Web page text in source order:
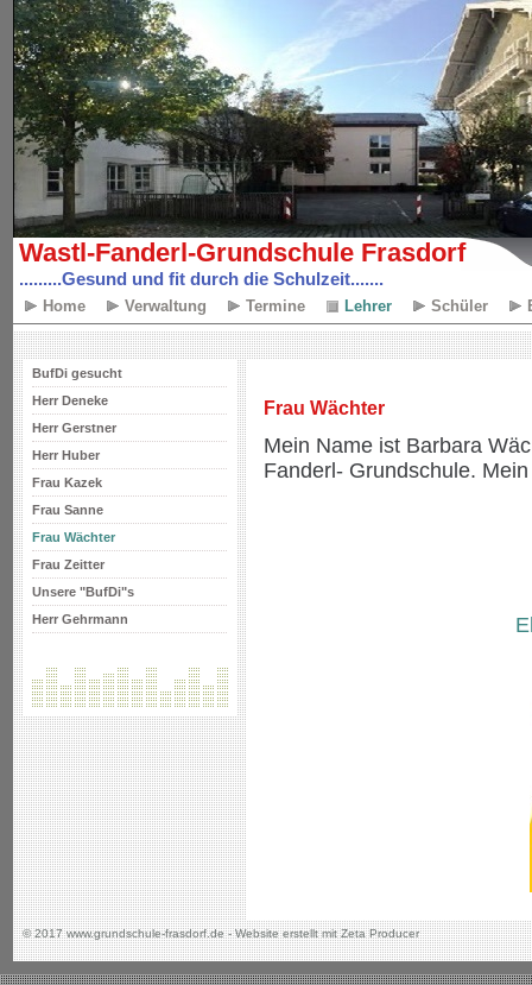
Wastl-Fanderl-Grundschule Frasdorf
.........Gesund und fit durch die Schulzeit.......
Home Verwaltung Termine Lehrer Schüler
BufDi gesucht
Herr Deneke
Herr Gerstner
Herr Huber
Frau Kazek
Frau Sanne
Frau Wächter
Frau Zeitter
Unsere "BufDi"s
Herr Gehrmann
Frau Wächter
Mein Name ist Barbara
Fanderl- Grundschule.
© 2017 www.grundschule-frasdorf.de -Website erstellt mit Zeta Producer